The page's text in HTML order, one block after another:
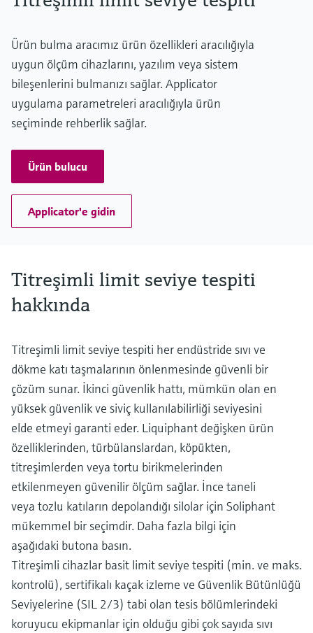
Ürün bulma aracımız ürün özellikleri aracılığıyla
uygun ölçüm cihazlarını, yazılım veya sistem
bileşenlerini bulmanızı sağlar. Applicator
uygulama parametreleri aracılığıyla ürün
seçiminde rehberlik sağlar.
Ürün bulucu
Applicator'e gidin
Titreşimli limit seviye tespiti
hakkında
Titreşimli limit seviye tespiti her endüstride sıvı ve
dökme katı taşmalarının önlenmesinde güvenli bir
çözüm sunar. İkinci güvenlik hattı, mümkün olan en
yüksek güvenlik ve siviç kullanılabilirliği seviyesini
elde etmeyi garanti eder. Liquiphant değişken ürün
özelliklerinden, türbülanslardan, köpükten,
titreşimlerden veya tortu birikmelerinden
etkilenmeyen güvenilir ölçüm sağlar. İnce taneli
veya tozlu katıların depolandığı silolar için Soliphant
mükemmel bir seçimdir. Daha fazla bilgi için
aşağıdaki butona basın.
Titreşimli cihazlar basit limit seviye tespiti (min. ve maks.
kontrolü), sertifikalı kaçak izleme ve Güvenlik Bütünlüğü
Seviyelerine (SIL 2/3) tabi olan tesis bölümlerindeki
koruyucu ekipmanlar için olduğu gibi çok sayıda sıvı